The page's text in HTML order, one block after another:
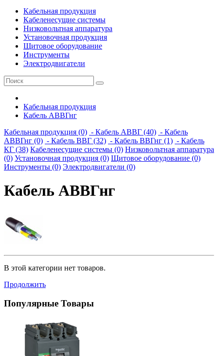
Кабельная продукция
Кабеленесущие системы
Низковольтная аппаратура
Установочная продукция
Щитовое оборудование
Инструменты
Электродвигатели
Кабельная продукция
Кабель АВВГнг
Кабельная продукция (0) - Кабель АВВГ (40) - Кабель
АВВГнг (0) - Кабель ВВГ (32) - Кабель ВВГнг (1) - Кабель
КГ (38) Кабеленесущие системы (0) Низковольтная аппаратура
(0) Установочная продукция (0) Щитовое оборудование (0)
Инструменты (0) Электродвигатели (0)
Кабель АВВГнг
В этой категории нет товаров.
Продолжить
Популярные Товары